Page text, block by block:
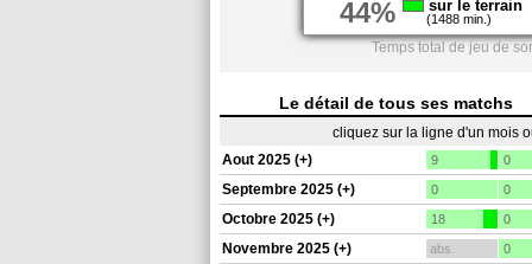
44% sur le terrain
(1488 min.)
Temps total de jeu de
Le détail de tous ses matchs
cliquez sur la ligne d'un mois
Aout 2025 (+)
9 0
Septembre 2025 (+) 0 0
Octobre 2025 (+) 18 0
Novembre 2025 (+) abs. 0